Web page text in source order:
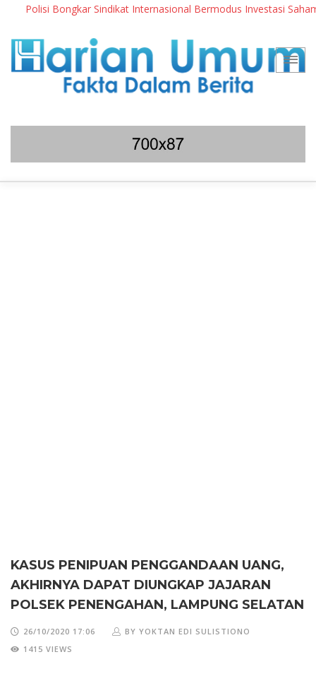
Polisi Bongkar Sindikat Internasional Bermodus Investasi Saham &
KASUS PENIPUAN PENGGANDAAN UANG,
AKHIRNYA DAPAT DIUNGKAP JAJARAN
POLSEK PENENGAHAN, LAMPUNG SELATAN
26/10/2020 17:06
BY YOKTAN EDI SULISTIONO
1415 VIEWS